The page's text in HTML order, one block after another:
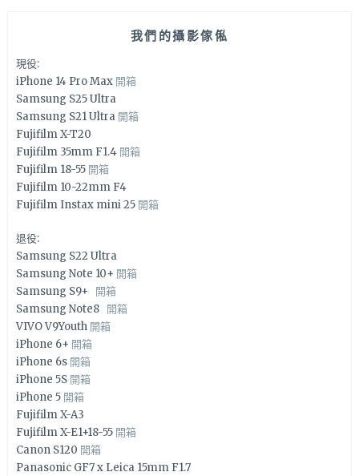
我們的攝影傢俬
現役:
iPhone 14 Pro Max 開箱
Samsung S25 Ultra
Samsung S21 Ultra 開箱
Fujifilm X-T20
Fujifilm 35mm F1.4 開箱
Fujifilm 18-55 開箱
Fujifilm 10-22mm F4
Fujifilm Instax mini 25 開箱
退役:
Samsung S22 Ultra
Samsung Note 10+ 開箱
Samsung S9+ 開箱
Samsung Note8 開箱
VIVO V9Youth 開箱
iPhone 6+ 開箱
iPhone 6s 開箱
iPhone 5S 開箱
iPhone 5 開箱
Fujifilm X-A3
Fujifilm X-E1+18-55 開箱
Canon S120 開箱
Panasonic GF7 x Leica 15mm F1.7